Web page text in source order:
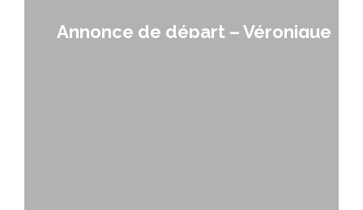
Annonce de départ – Véronique